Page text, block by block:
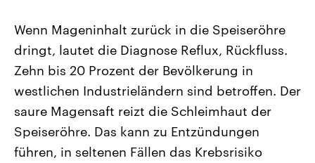
Landtagswahl Sachsen-Anhalt
2026
Alle Informationen
Sachsen-Anhalt wählt am 6.
September 2026 einen neuen
Landtag. Seit 2021 wird das
Bundesland von einer Koalition aus
USA
Aktuelle Beiträge,
Hintergründe
Wirtschaftlich und
gehören die Vereinigten
den mächtigsten Ländern
mit großem Einfluss auf
Wenn Mageninhalt zurück in die Speiseröhre
dringt, lautet die Diagnose Reflux, Rückfluss.
Zehn bis 20 Prozent der Bevölkerung in
westlichen Industrieländern sind betroffen. Der
saure Magensaft reizt die Schleimhaut der
Speiseröhre. Das kann zu Entzündungen
führen, in seltenen Fällen das Krebsrisiko